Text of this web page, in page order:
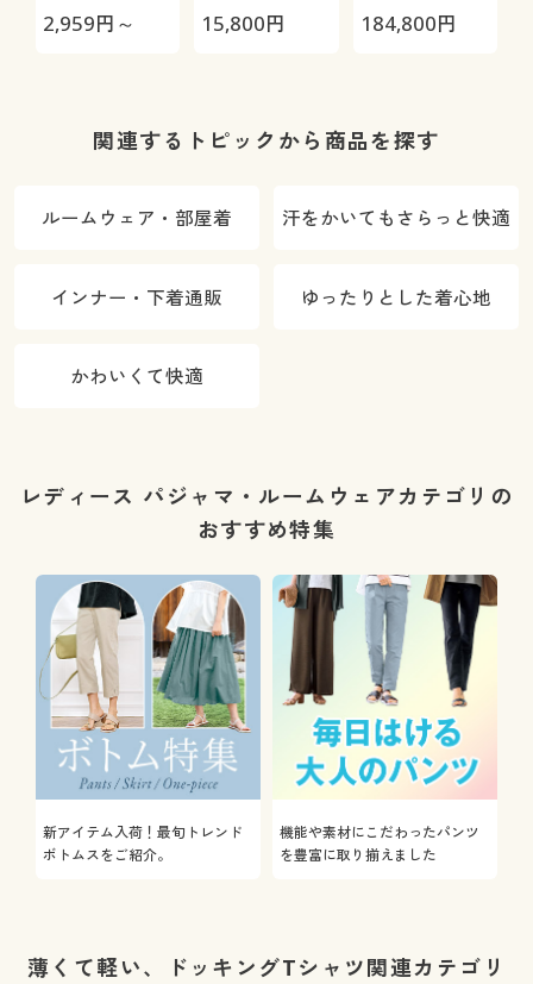
見えが叶うら
ト・速乾・洗
2,959円～
極-
15,800円
184,800円
関連するトピックから商品を探す
ルームウェア・部屋着 汗をかいてもさらっと快適
インナー・下着通販 ゆったりとした着心地
かわいくて快適
レディース パジャマ・ルームウェアカテゴリの
おすすめ特集
新アイテム入荷！最旬トレンド
ボトムスをご紹介。
機能や素材にこだわったパンツ
を豊富に取り揃えました
薄くて軽い、ドッキングTシャツ関連カテゴリ